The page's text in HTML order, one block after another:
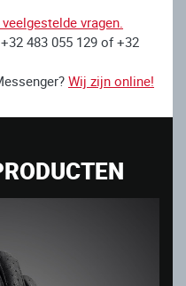
vragen.
483 055 129 of +32
Wij zijn online!